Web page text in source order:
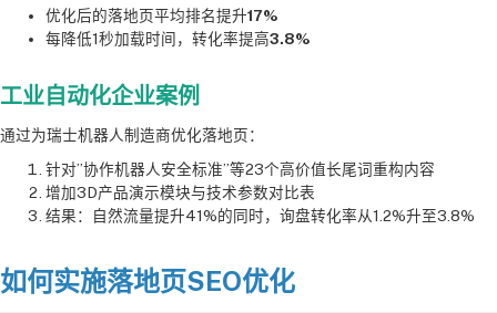
优化后的落地页平均排名提升17%
每降低1秒加载时间，转化率提高3.8%
工业自动化企业案例
通过为瑞士机器人制造商优化落地页：
针对”协作机器人安全标准”等23个高价值长尾词重构内容
增加3D产品演示模块与技术参数对比表
结果：自然流量提升41%的同时，询盘转化率从1.2%升至3.8%
如何实施落地页SEO优化